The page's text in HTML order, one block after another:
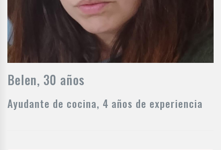
Belen, 30 años
Ayudante de cocina, 4 años de experiencia